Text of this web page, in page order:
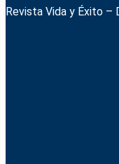
Revista Vida y Éxito –